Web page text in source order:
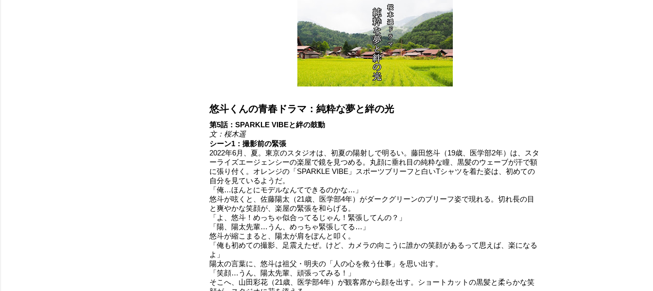
悠斗くんの青春ドラマ：純粋な夢と絆の光
第5話：SPARKLE VIBEと絆の鼓動
文：桜木遥
シーン1：撮影前の緊張
2022年6月、夏。東京のスタジオは、初夏の陽射しで明るい。藤田悠斗（19歳、医学部2年）は、スタ
ーライズエージェンシーの楽屋で鏡を見つめる。丸顔に垂れ目の純粋な瞳、黒髪のウェーブが汗で額
に張り付く。オレンジの「SPARKLE VIBE」スポーツブリーフと白いTシャツを着た姿は、初めての
自分を見ているようだ。
「俺…ほんとにモデルなんてできるのかな…」
悠斗が呟くと、佐藤陽太（21歳、医学部4年）がダークグリーンのブリーフ姿で現れる。切れ長の目
と爽やかな笑顔が、楽屋の緊張を和らげる。
「よ、悠斗！めっちゃ似合ってるじゃん！緊張してんの？」
「陽、陽太先輩…うん、めっちゃ緊張してる…」
悠斗が縮こまると、陽太が肩をぽんと叩く。
「俺も初めての撮影、足震えたぜ。けど、カメラの向こうに誰かの笑顔があるって思えば、楽になる
よ」
陽太の言葉に、悠斗は祖父・明夫の「人の心を救う仕事」を思い出す。
「笑顔…うん、陽太先輩、頑張ってみる！」
そこへ、山田彩花（21歳、医学部4年）が観客席から顔を出す。ショートカットの黒髪と柔らかな笑